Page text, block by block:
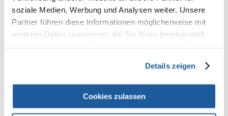
soziale Medien, Werbung und Analysen weiter. Unsere
Partner führen diese Informationen möglicherweise mit
weiteren Daten zusammen, die Sie ihnen bereitgestellt
Details zeigen
Cookies zulassen
Fragen und Antworten (FAQ)